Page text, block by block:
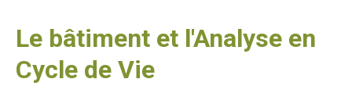
Le bâtiment et l'Analyse en
Cycle de Vie